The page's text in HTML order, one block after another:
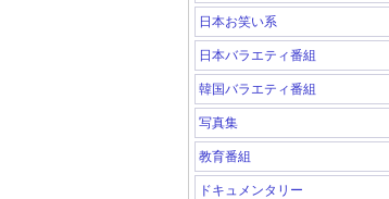
日本お笑い系
日本バラエティ番組
韓国バラエティ番組
写真集
教育番組
ドキュメンタリー